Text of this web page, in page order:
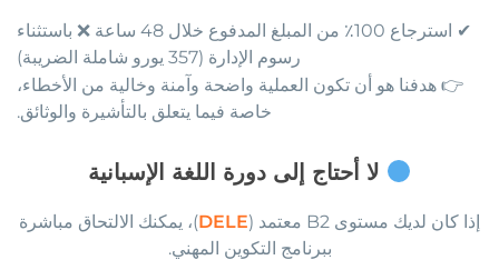
✔ استرجاع 100٪ من المبلغ المدفوع خلال 48 ساعة ❌ باستثناء
رسوم الإدارة (357 يورو شاملة الضريبة)
👉 هدفنا هو أن تكون العملية واضحة وآمنة وخالية من الأخطاء،
خاصة فيما يتعلق بالتأشيرة والوثائق.
لا أحتاج إلى دورة اللغة الإسبانية
إذا كان لديك مستوى B2 معتمد ( DELE)، يمكنك الالتحاق مباشرة
ببرنامج التكوين المهني.